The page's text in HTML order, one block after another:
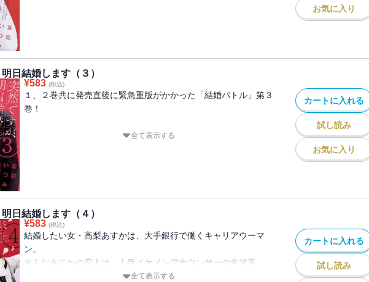
終わりなき平行線のラブ・バトル続行中！
お気に入り
日結婚します（３）
¥583 (税込)
１、２巻共に発売直後に緊急重版がかかった「結婚バトル」第３
巻！
高梨あすかは結婚したい女子。
番外編・ナナリューの禁煙も収録！
全て表示する
カートに入れる
試し読み
お気に入り
日結婚します（４）
¥583 (税込)
結婚したい女・高梨あすかは、大手銀行で働くキャリアウーマ
ン。
そんなあすかの恋人は、人気イケメンアナウンサーの名波竜。
だけど、彼は、“結婚したくない男”！
全て表示する
カートに入れる
試し読み